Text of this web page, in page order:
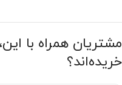
مشتریان همراه با
خریده‌اند؟